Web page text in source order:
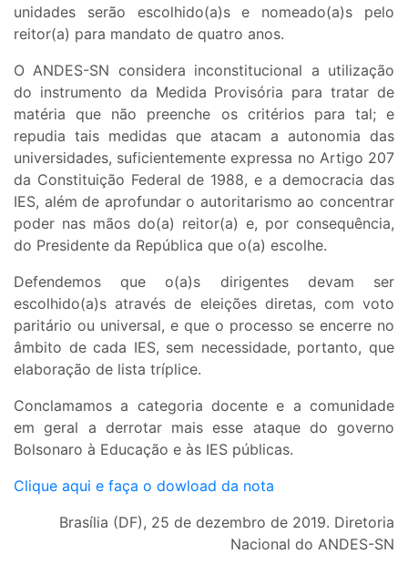
unidades serão escolhido(a)s e nomeado(a)s pelo
reitor(a) para mandato de quatro anos.
O ANDES-SN considera inconstitucional a utilização
do instrumento da Medida Provisória para tratar de
matéria que não preenche os critérios para tal; e
repudia tais medidas que atacam a autonomia das
universidades, suficientemente expressa no Artigo 207
da Constituição Federal de 1988, e a democracia das
IES, além de aprofundar o autoritarismo ao concentrar
poder nas mãos do(a) reitor(a) e, por consequência,
do Presidente da República que o(a) escolhe.
Defendemos que o(a)s dirigentes devam ser
escolhido(a)s através de eleições diretas, com voto
paritário ou universal, e que o processo se encerre no
âmbito de cada IES, sem necessidade, portanto, que
elaboração de lista tríplice.
Conclamamos a categoria docente e a comunidade
em geral a derrotar mais esse ataque do governo
Bolsonaro à Educação e às IES públicas.
Clique aqui e faça o dowload da nota
Brasília (DF), 25 de dezembro de 2019. Diretoria
Nacional do ANDES-SN